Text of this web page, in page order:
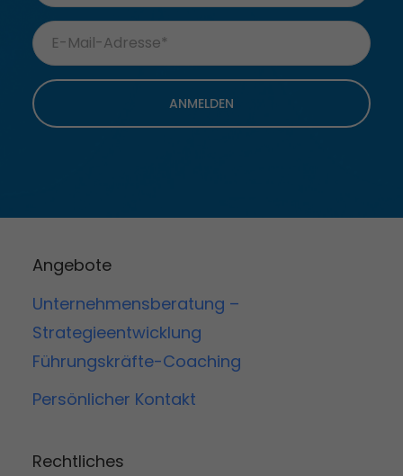
ANMELDEN
Angebote
Unternehmensberatung –
Strategieentwicklung
Führungskräfte-Coaching
Persönlicher Kontakt
Rechtliches